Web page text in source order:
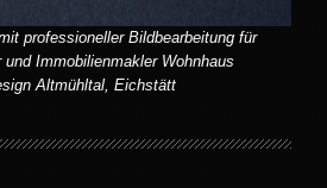
professioneller Bildbearbeitung für
und Immobilienmakler Wohnhaus
Altmühltal, Eichstätt